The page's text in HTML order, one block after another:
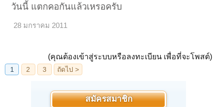
วันนี้ แตกคอกันแล้วเหรอครับ
28 มกราคม 2011
(คุณต้องเข้าสู่ระบบหรือลงทะเบียน เพื่อที่จะโพสต์)
สมัครสมาชิก